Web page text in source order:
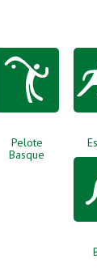
Pelote
Basque